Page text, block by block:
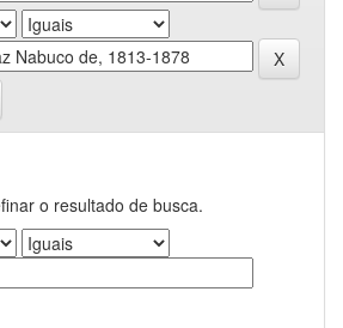
o resultado de busca.